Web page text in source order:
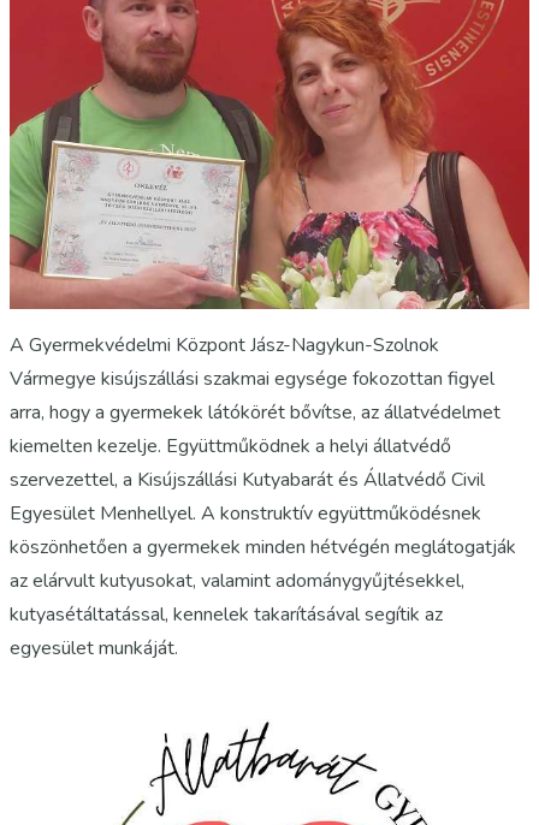
A Gyermekvédelmi Központ Jász-Nagykun-Szolnok
Vármegye kisújszállási szakmai egysége fokozottan figyel
arra, hogy a gyermekek látókörét bővítse, az állatvédelmet
kiemelten kezelje. Együttműködnek a helyi állatvédő
szervezettel, a Kisújszállási Kutyabarát és Állatvédő Civil
Egyesület Menhellyel. A konstruktív együttműködésnek
köszönhetően a gyermekek minden hétvégén meglátogatják
az elárvult kutyusokat, valamint adománygyűjtésekkel,
kutyasétáltatással, kennelek takarításával segítik az
egyesület munkáját.